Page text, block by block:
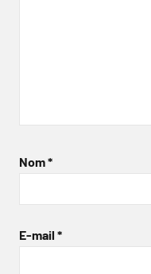
Nom*
E-mail *